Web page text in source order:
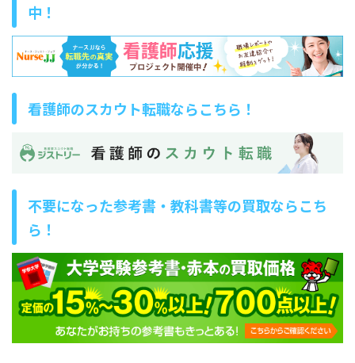
中！
看護師のスカウト転職ならこちら！
不要になった参考書・教科書等の買取ならこち
ら！